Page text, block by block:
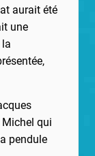
aurait été
une
qui
pendule